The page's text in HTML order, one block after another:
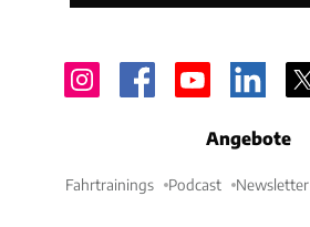
Angebote
Fahrtrainings Podcast Newsletter